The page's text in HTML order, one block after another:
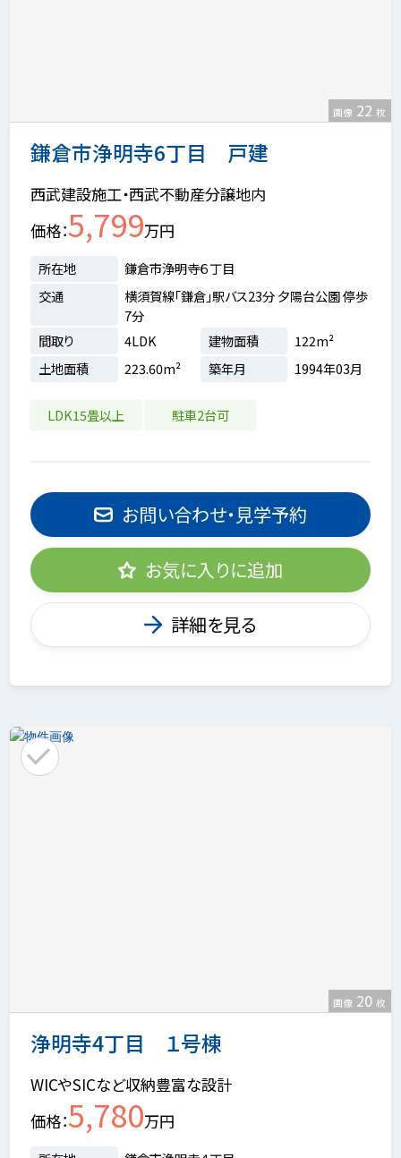
鎌倉市浄明寺6丁目 戸建
画像 22 枚
西武建設施工・西武不動産分譲地内
価格 5,799万円
所在地
鎌倉市浄明寺６丁目
交通
横須賀線「鎌倉」駅バス23分 夕陽台公園 停歩
7分
間取り
4LDK 建物面積
122m²
土地面積
223.60m² 築年月 1994年03月
LDK15畳以上 駐車2台可
お問い合わせ・見学予約
お気に入りに追加
詳細を見る
浄明寺4丁目 １号棟
画像 20 枚
WICやSICなど収納豊富な設計
価格 5,780万円